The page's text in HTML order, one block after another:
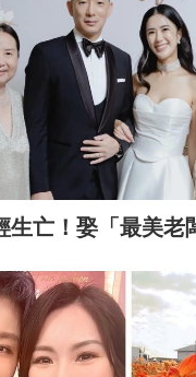
生亡！娶「最美老